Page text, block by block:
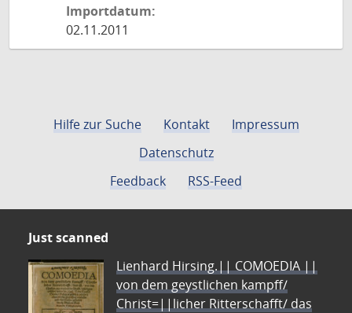
Importdatum:
02.11.2011
Hilfe zur Suche Kontakt
Impressum
Datenschutz
Feedback
RSS-Feed
Just scanned
Lienhard Hirsing.|| COMOEDIA ||
von dem geystlichen kampff/
Christ=||licher Ritterschafft/ das